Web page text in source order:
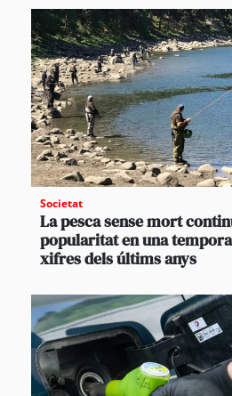
Societat
La pesca sense mort
popularitat en una
xifres dels últims anys